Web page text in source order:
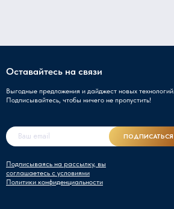
Оставайтесь на связи
Выгодные предложения и дайджест новых технологий.
Подписывайтесь, чтобы ничего не пропустить!
Подписываясь на рассылку, вы
соглашаетесь с условиями
Политики конфиденциальности
ПОДПИСАТЬСЯ